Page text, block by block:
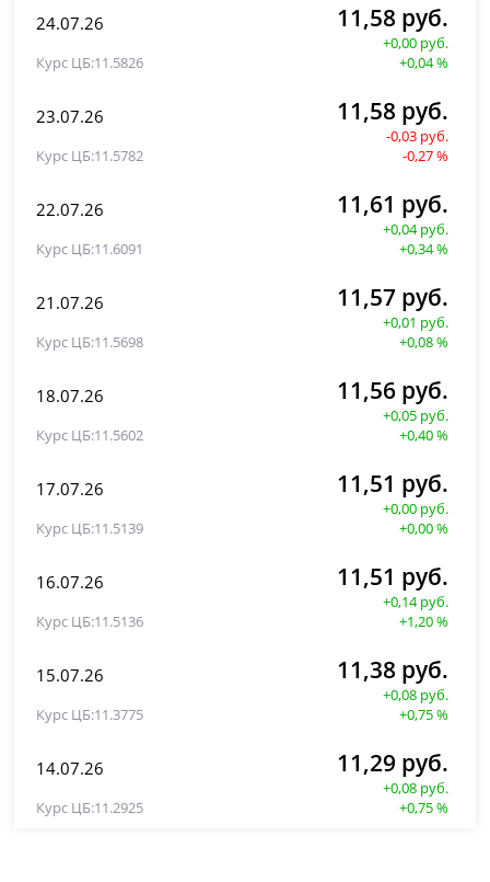
24.07.26
11.5826
11,58 руб.
+0,00 руб.
+0,04 %
23.07.26
11.5782
11,58 руб.
-0,03 руб.
-0,27 %
22.07.26
11.6091
11,61 руб.
+0,04 руб.
+0,34 %
21.07.26
11.5698
11,57 руб.
+0,01 руб.
+0,08 %
18.07.26
11.5602
11,56 руб.
+0,05 руб.
+0,40 %
17.07.26
11.5139
11,51 руб.
+0,00 руб.
+0,00 %
16.07.26
11.5136
11,51 руб.
+0,14 руб.
+1,20 %
15.07.26
11.3775
11,38 руб.
+0,08 руб.
+0,75 %
14.07.26
11.2925
11,29 руб.
+0,08 руб.
+0,75 %